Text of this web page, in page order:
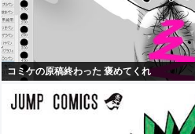
コミケの原稿終わった 褒めてくれ